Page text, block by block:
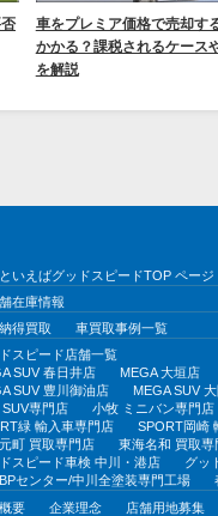
車をプレミア価格で売却す
かかる？課税されるケース
を解説
いえばグッドスピードTOP ページ
在庫情報
得買取
車買取事例一覧
スピード店舗一覧
SUV 春日井店
MEGA 大垣店
SUV 豊川御油店
MEGA SUV
専門店
小牧 ミニバン専門店
緑 輸入車専門店
SPORT岡崎
町 買取専門店
東海名和 買取専
スピード車検 中川・港店
グッ
センター/中川全塗装専門工場
要 企業理念 店舗用地募集